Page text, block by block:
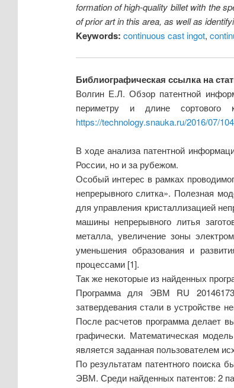
formation of high-quality billet with the
of prior art in this area, as well as
Keywords: continuous cast ingot,
Библиографическая ссылка на
Волгин Е.Л. Обзор патентной
периметру и длине
https://technology.snauka.ru/2016/07/
В ходе анализа патентной
России, но и за рубежом.
Особый интерес в рамках
непрерывного слитка». Полезная
для управления кристаллизацией
машины непрерывного литья
металла, увеличение зоны
уменьшения образования и
процессами [1].
Так же некоторые из найденных
Программа для ЭВМ RU
затвердевания стали в устройстве
После расчетов программа делает
графически. Математическая
является заданная пользователем
По результатам патентного поиска
ЭВМ. Среди найденных патентов: 2